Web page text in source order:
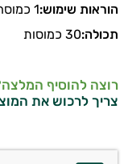
הוראות שימוש:1 כמוסה בלילה לפני השינה.
תכולה:30 כמוסות
רוצה להוסיף
צריך לרכוש את